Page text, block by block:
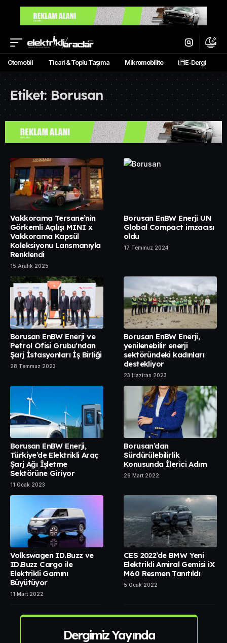
Otomobil Ticari & Toplu Taşıma Mikromobilite E-Dergi
Etiket:Borusan
Vakkorama Tersane’nin
Görkemli Açılışı MINI x
Vakkorama Kapsül
Koleksiyonu Lansmanıyla
Renklendi
15 Aralık 2025
Borusan EnBW Enerji UN
Global Compact imzacısı
oldu
17 Temmuz 2024
Borusan EnBW Enerji ve
Petrol Ofisi Grubu’ndan
Şarj İstasyonları İş Birliği
28 Temmuz 2023
Borusan EnBW Enerji,
yenilenebilir enerji
sektöründeki kadınları
destekliyor
23 Haziran 2023
Borusan EnBW Enerji,
Türkiye’de Elektrikli Araç
Şarj Ağı İşletme
Sektörüne Giriyor
11 Ocak 2023
Borusan’dan
Sürdürülebilirlik
Konusunda İlerici Adım
26 Mart 2022
Volkswagen ID.Buzz ve
ID.Buzz Cargo ile
Elektrikli Gamını
Büyütüyor
11 Mart 2022
CES 2022’de BMW Yeni
Elektrikli Amiral Gemisi iX
M60 Resmen Tanıtıldı
5 Ocak 2022
Dergimiz Yayında